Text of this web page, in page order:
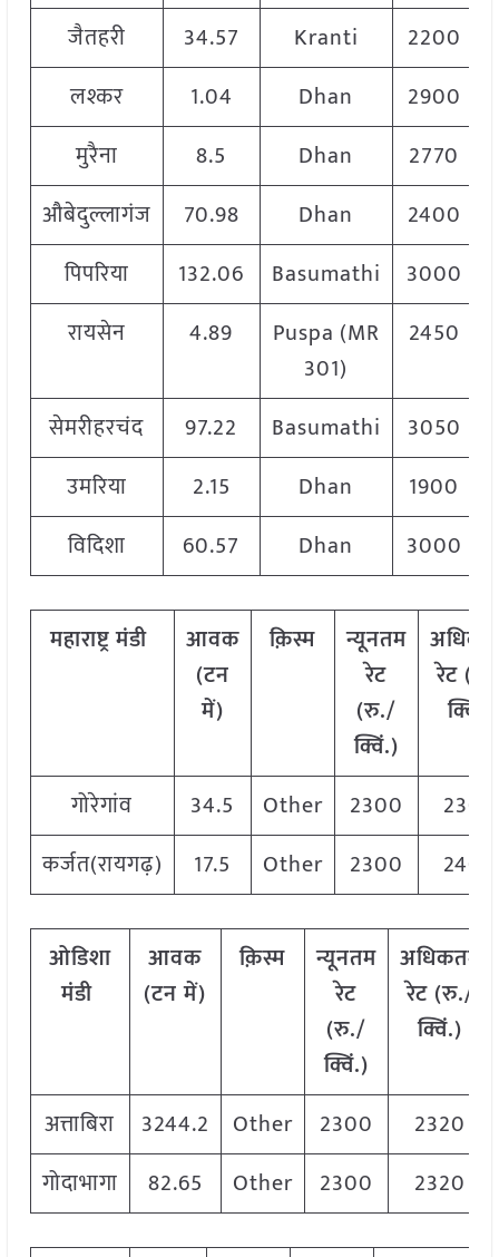
जैतहरी 34.57 Kranti
2200
लश्कर
1.04 Dhan
2900
मुरैना
8.5 Dhan
2770
औबेदुल्लागंज
70.98 Dhan
2400
पिपरिया
132.06 Basumathi
3000
रायसेन
4.89
Puspa (MR
301)
2450
सेमरीहरचंद 97.22 Basumathi
3050
उमरिया
2.15 Dhan
1900
विदिशा
60.57 Dhan 3000
महाराष्ट्र मंडी
आवक
(टन
में)
क़िस्म
न्यूनतम
रेट
(रु./
क्विं.)
रेट
क्विं.)
गोरेगांव 34.5 Other 2300
2300
कर्जत(रायगढ़)
17.5 Other 2300 2400
ओडिशा
मंडी
आवक
(टन में)
क़िस्म
न्यूनतम
रेट
(रु./
क्विं.)
अधिकतम
रेट (रु./
क्विं.)
अत्ताबिरा 3244.2 Other 2300
2320
गोदाभागा
82.65 Other 2300 2320